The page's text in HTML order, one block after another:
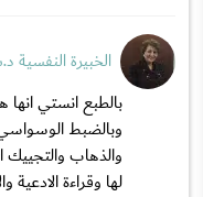
الخبيرة النفسية
بالطبع انستي
وبالضبط
والذهاب والتجييك
لها وقراءة الادعية